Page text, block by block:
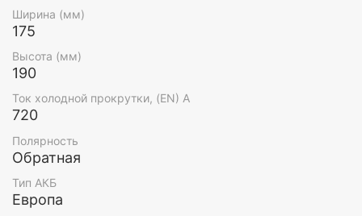
Ширина (мм)
175
Высота (мм)
190
Ток холодной прокрутки, (EN) А
720
Полярность
Обратная
Тип АКБ
Европа